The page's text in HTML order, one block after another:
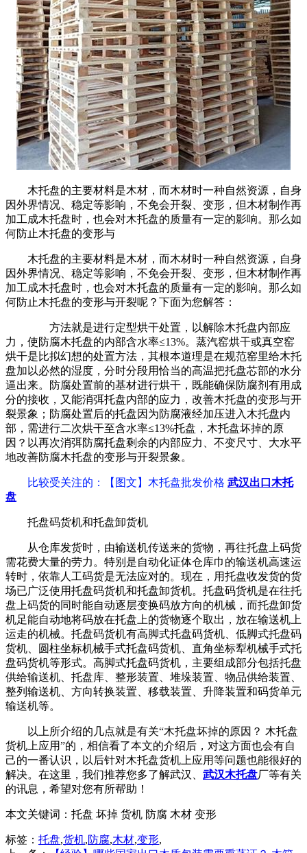
木托盘的主要材料是木材，而木材时一种自然资源，自身
因外界情况、稳定等影响，不免会开裂、变形，但木材制作再
加工成木托盘时，也会对木托盘的质量有一定的影响。那么如
何防止木托盘的变形与
木托盘的主要材料是木材，而木材时一种自然资源，自身
因外界情况、稳定等影响，不免会开裂、变形，但木材制作再
加工成木托盘时，也会对木托盘的质量有一定的影响。那么如
何防止木托盘的变形与开裂呢？下面为您解答：
方法就是进行定型烘干处置，以解除木托盘内部应
力，使防腐木托盘的内部含水率≤13%。蒸汽窑烘干或真空窑
烘干是比拟幻想的处置方法，其根本道理是在规范窑里给木托
盘加以必然的湿度，分时分段用恰当的高温把托盘芯部的水分
逼出来。防腐处置前的基材进行烘干，既能确保防腐剂有用成
分的接收，又能消弭托盘内部的应力，改善木托盘的变形与开
裂景象；防腐处置后的托盘因为防腐液经加压进入木托盘内
部，需进行二次烘干至含水率≤13%托盘，木托盘坏掉的原
因？以再次消弭防腐托盘剩余的内部应力、不变尺寸、大水平
地改善防腐木托盘的变形与开裂景象。
比较受关注的 ：【图文】木托盘批发价格 武汉出口木托
盘
托盘码货机和托盘卸货机
从仓库发货时，由输送机传送来的货物，再往托盘上码货
需花费大量的劳力。特别是自动化证体仓库巾的输送机高速运
转时，依靠人工码货是无法应对的。现在，用托盘收发货的货
场已广泛使用托盘码货机和托盘卸货机。托盘码货机是在往托
盘上码货的同时能自动逐层变换码放方向的机械，而托盘卸货
机足能自动地将码放在托盘上的货物逐个取出，放在输送机上
运走的机械。托盘码货机有高脚式托盘码货机、低脚式托盘码
货机、圆柱坐标机械手式托盘码货机、直角坐标犁机械手式托
盘码货机等形式。高脚式托盘码货机，主要组成部分包括托盘
供给输送机、托盘库、整形装置、堆垛装置、物品供给装置、
整列输送机、方向转换装置、移载装置、升降装置和码货单元
输送机等。
以上所介绍的几点就是有关“木托盘坏掉的原因？ 木托盘
货机上应用”的，相信看了本文的介绍后，对这方面也会有自
己的一番认识，以后针对木托盘货机上应用等问题也能很好的
解决。在这里，我们推荐您多了解武汉、 武汉木托盘厂等有关
的讯息，希望对您有所帮助！
本文关键词： 托盘 坏掉 货机 防腐 木材 变形
标签： 托盘,货机,防腐,木材,变形,